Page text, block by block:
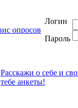
Логин
Пароль
Расскажи о себе и
тебе анкеты!